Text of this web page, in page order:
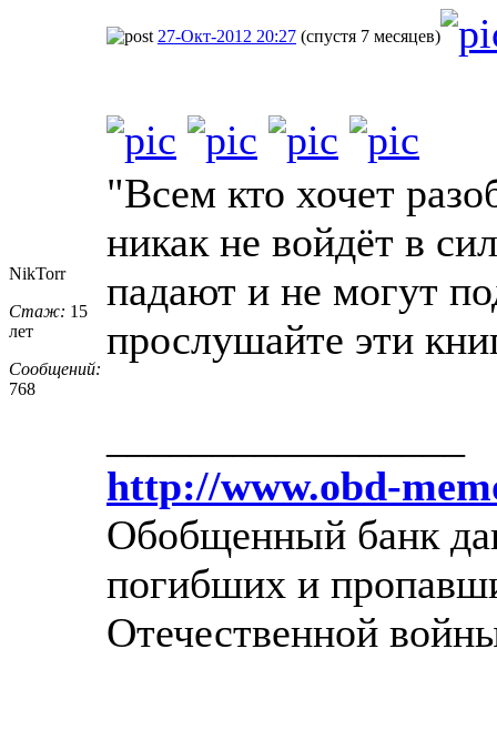
NikTorr
Стаж: 15
лет
Сообщений:
768
27-Окт-2012 20:27 (спустя 7 месяцев)
"Всем кто хочет
никак не войдёт в
падают и не могут
прослушайте эти
http://www.obd-
Обобщенный банк
погибших и
Отечественной